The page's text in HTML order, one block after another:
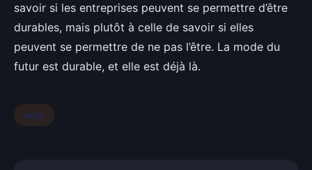
savoir si les entreprises peuvent se permettre d’être
durables, mais plutôt à celle de savoir si elles
peuvent se permettre de ne pas l’être. La mode du
futur est durable, et elle est déjà là.
Actu